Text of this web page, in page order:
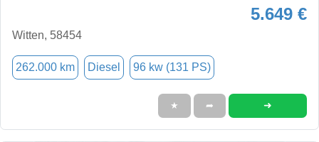
5.649 €
Witten, 58454
262.000 km Diesel 96 kw (131 PS)
★ ➦ ➜